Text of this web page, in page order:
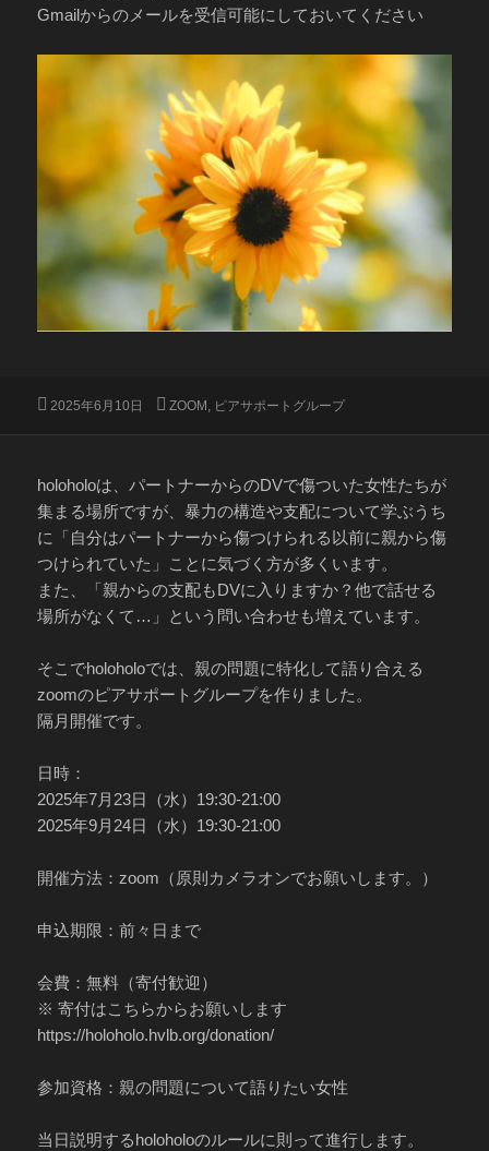
Gmailからのメールを受信可能にしておいてください
投
2025年6月10日
カ
ー
ZOOM ピアサポートグループ
holoholoは、パートナーからのDVで傷ついた女性たちが
集まる場所ですが、暴力の構造や支配について学ぶうち
に「自分はパートナーから傷つけられる以前に親から傷
つけられていた」ことに気づく方が多くいます。
また、「親からの支配もDVに入りますか？他で話せる
場所がなくて…」という問い合わせも増えています。
そこでholoholoでは、親の問題に特化して語り合える
zoomのピアサポートグループを作りました。
隔月開催です。
日時：
2025年7月23日（水）19:30-21:00
2025年9月24日（水）19:30-21:00
開催方法：zoom（原則カメラオンでお願いします。）
申込期限：前々日まで
会費：無料（寄付歓迎）
※ 寄付はこちらからお願いします
https://holoholo.hvlb.org/donation/
参加資格：親の問題について語りたい女性
当日説明するholoholoのルールに則って進行します。